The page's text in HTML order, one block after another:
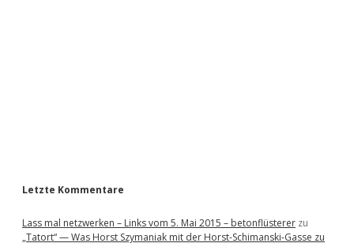
Letzte Kommentare
Lass mal netzwerken – Links vom 5. Mai 2015 – betonflüsterer zu
„Tatort“ — Was Horst Szymaniak mit der Horst-Schimanski-Gasse zu